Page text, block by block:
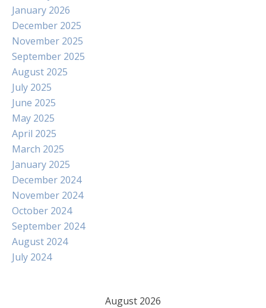
January 2026
December 2025
November 2025
September 2025
August 2025
July 2025
June 2025
May 2025
April 2025
March 2025
January 2025
December 2024
November 2024
October 2024
September 2024
August 2024
July 2024
August 2026